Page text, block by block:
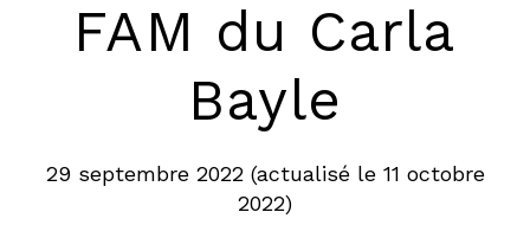
FAM du Carla
Bayle
29 septembre 2022 (actualisé le 11 octobre
2022)